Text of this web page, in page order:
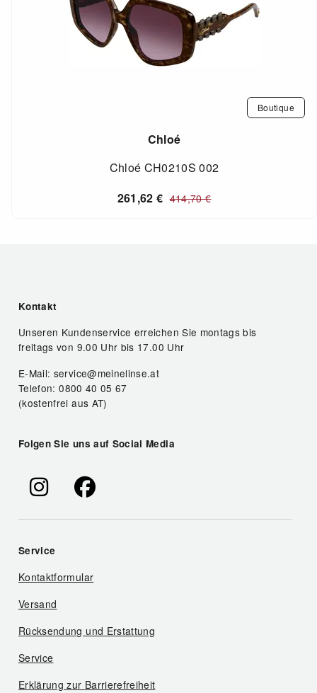
Boutique
Chloé
Chloé CH0210S 002
261,62€ 414,70€
Kontakt
Unseren Kundenservice erreichen Sie montags bis
freitags von 9.00 Uhr bis 17.00 Uhr
E-Mail: service@meinelinse.at
Telefon: 0800 40 05 67
(kostenfrei aus AT)
Folgen Sie uns auf Social Media
Service
Kontaktformular
Versand
Rücksendung und Erstattung
Service
Erklärung zur Barrierefreiheit